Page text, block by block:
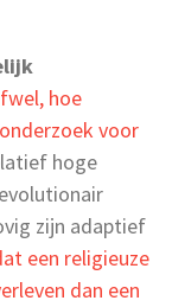
hoe
voor
hoge
zijn adaptief
een religieuze
dan een